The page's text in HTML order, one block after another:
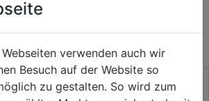
AUS DIESER
verwenden auch wir
Besuch auf der Website so
zu gestalten. So wird zum